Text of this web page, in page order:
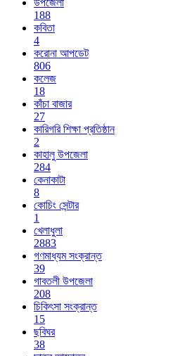
উপজেলা
188
কবিতা
4
করোনা আপডেট
806
কলেজ
18
কাঁচা বাজার
27
কারিগরি শিক্ষা প্রতিষ্ঠান
2
কাহালু উপজেলা
284
কেনাকাটা
8
কোচিং সেন্টার
1
খেলাধুলা
2883
গণমাধ্যম সংক্রান্ত
39
গাবতলী উপজেলা
208
চিকিৎসা সংক্রান্ত
15
ছবিঘর
38